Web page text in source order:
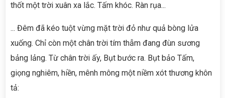
thốt một trời xuân xa lắc. Tấm khóc. Ràn rụa...
... Đêm đã kéo tuột vừng mặt trời đỏ như quả bòng lửa
xuống. Chỉ còn một chân trời tím thẫm đang đùn sương
bảng lảng. Từ chân trời ấy, Bụt bước ra. Bụt bảo Tấm,
giọng nghiêm, hiền, mênh mông một niềm xót thương khôn
tả: